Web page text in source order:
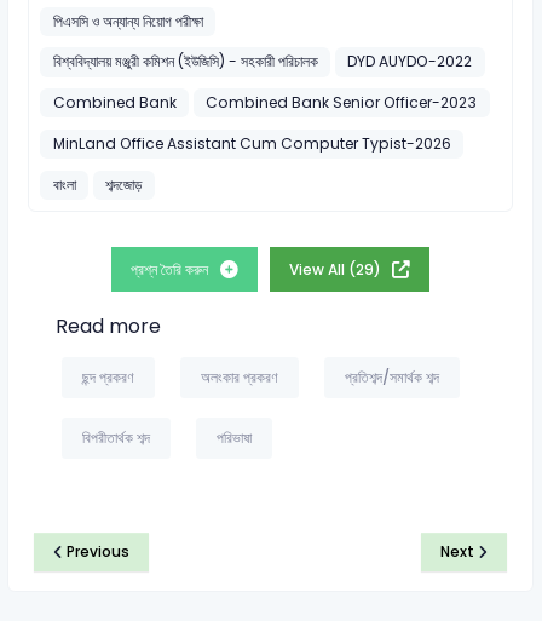
পিএসসি ও অন্যান্য নিয়োগ পরীক্ষা
বিশ্ববিদ্যালয় মঞ্জুরী কমিশন (ইউজিসি) - সহকারী পরিচালক
DYD AUYDO-2022
Combined Bank
Combined Bank Senior Officer-2023
MinLand Office Assistant Cum Computer Typist-2026
বাংলা
শব্দজোড়
প্রশ্ন তৈরি করুন View All (29)
Read more
ছন্দ প্রকরণ অলংকার প্রকরণ প্রতিশব্দ/সমার্থক শব্দ
বিপরীতার্থক শব্দ পরিভাষা
Previous Next